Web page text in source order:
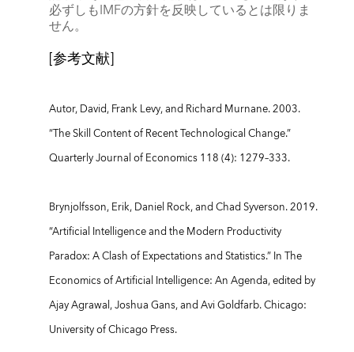
必ずしもIMFの方針を反映しているとは限りま
せん。
[参考文献]
Autor, David, Frank Levy, and Richard Murnane. 2003.
“The Skill Content of Recent Technological Change.”
Quarterly Journal of Economics 118 (4): 1279–333.
Brynjolfsson, Erik, Daniel Rock, and Chad Syverson. 2019.
“Artificial Intelligence and the Modern Productivity
Paradox: A Clash of Expectations and Statistics.” In The
Economics of Artificial Intelligence: An Agenda, edited by
Ajay Agrawal, Joshua Gans, and Avi Goldfarb. Chicago:
University of Chicago Press.